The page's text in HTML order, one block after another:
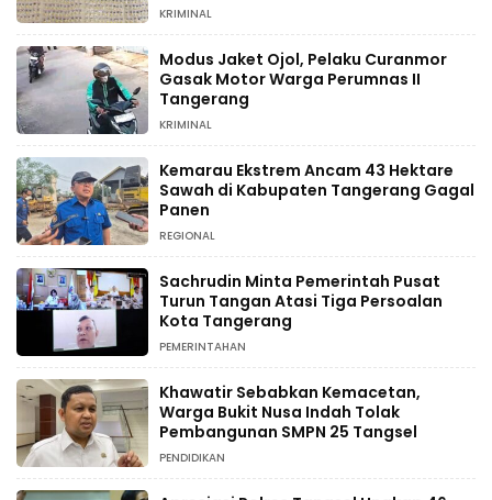
KRIMINAL
Modus Jaket Ojol, Pelaku Curanmor
Gasak Motor Warga Perumnas II
Tangerang
KRIMINAL
Kemarau Ekstrem Ancam 43 Hektare
Sawah di Kabupaten Tangerang Gagal
Panen
REGIONAL
Sachrudin Minta Pemerintah Pusat
Turun Tangan Atasi Tiga Persoalan
Kota Tangerang
PEMERINTAHAN
Khawatir Sebabkan Kemacetan,
Warga Bukit Nusa Indah Tolak
Pembangunan SMPN 25 Tangsel
PENDIDIKAN